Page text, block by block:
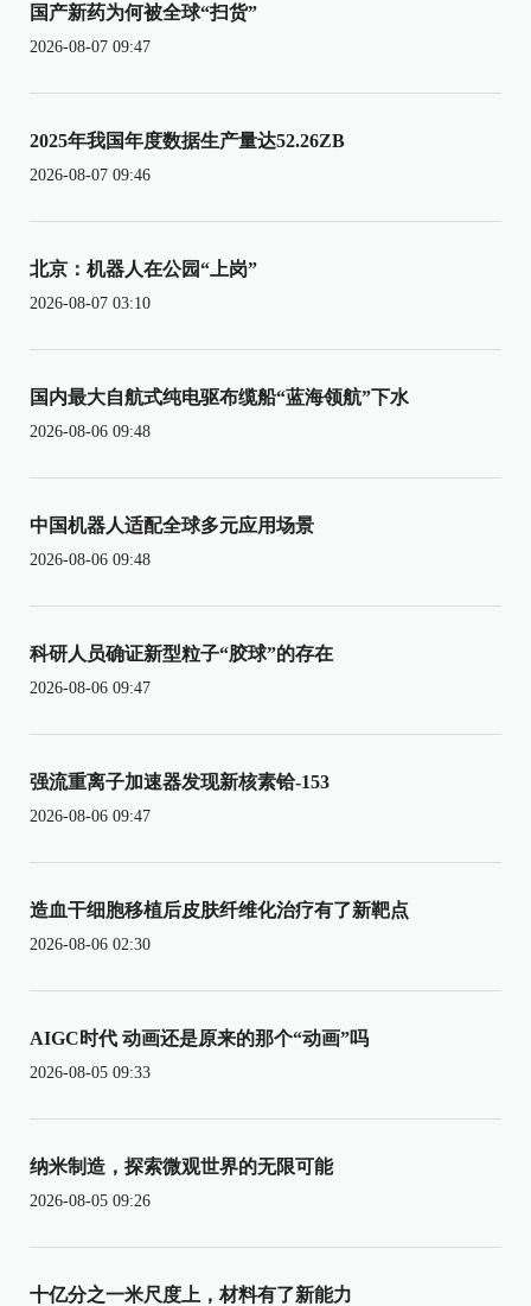
国产新药为何被全球“扫货”
2026-08-07 09:47
2025年我国年度数据生产量达52.26ZB
2026-08-07 09:46
北京：机器人在公园“上岗”
2026-08-07 03:10
国内最大自航式纯电驱布缆船“蓝海领航”下水
2026-08-06 09:48
中国机器人适配全球多元应用场景
2026-08-06 09:48
科研人员确证新型粒子“胶球”的存在
2026-08-06 09:47
强流重离子加速器发现新核素铪-153
2026-08-06 09:47
造血干细胞移植后皮肤纤维化治疗有了新靶点
2026-08-06 02:30
AIGC时代 动画还是原来的那个“动画”吗
2026-08-05 09:33
纳米制造，探索微观世界的无限可能
2026-08-05 09:26
十亿分之一米尺度上，材料有了新能力